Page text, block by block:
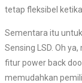
tetap fleksibel
Sementara itu
Sensing LSD. Oh
fitur power back
memudahkan